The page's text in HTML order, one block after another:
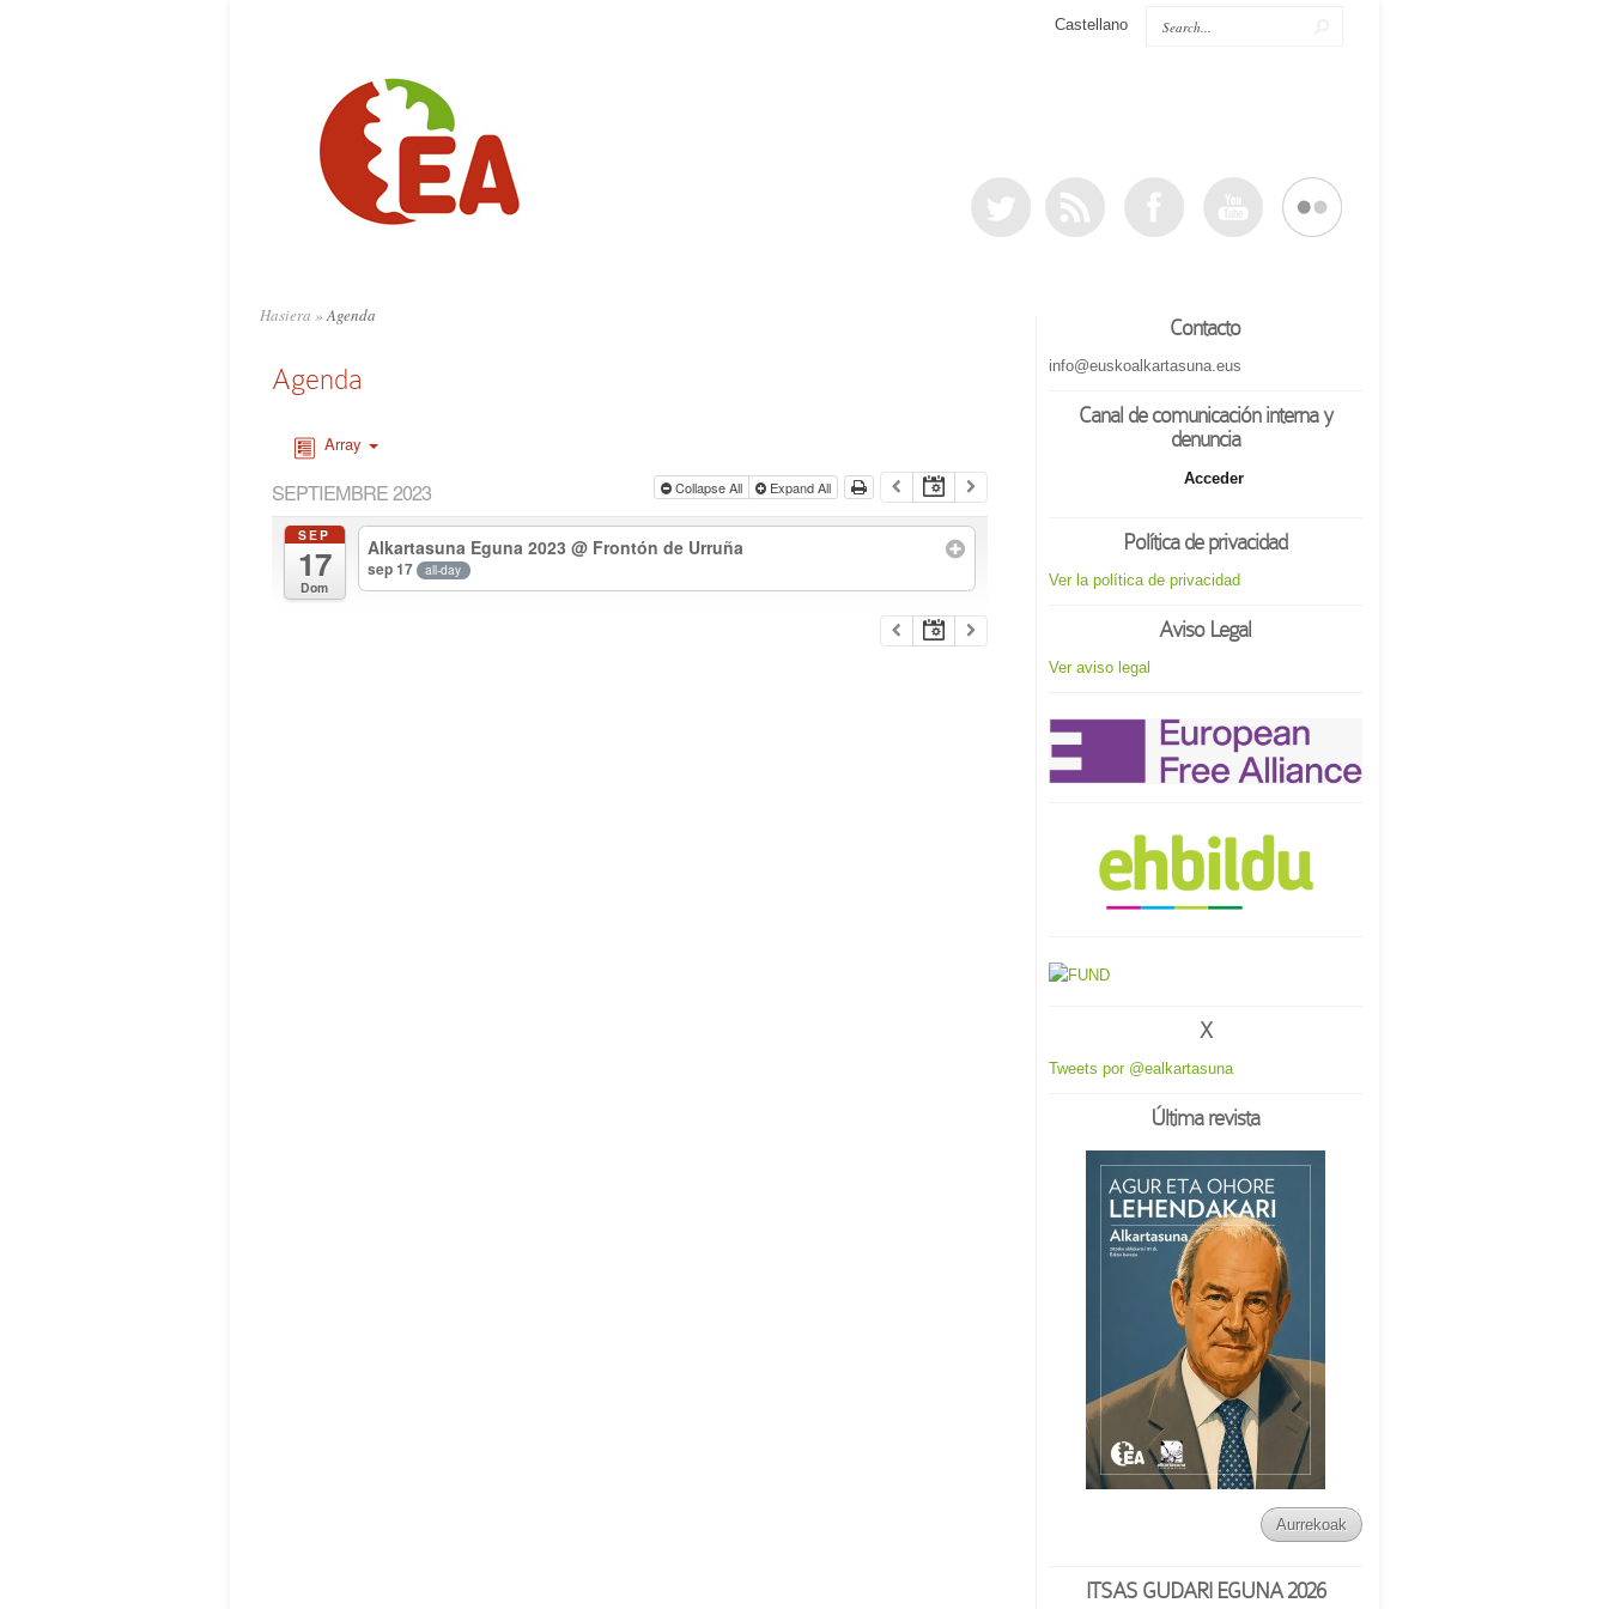
Castellano
Hasiera »Agenda
Agenda
Array
SEPTIEMBRE 2023 Collapse All Expand All
SEP
17
Dom
Alkartasuna Eguna 2023@ Frontón de Urruña
sep 17 all-day
Contacto
info@euskoalkartasuna.eus
Canal de comunicación interna y
denuncia
Acceder
Política de privacidad
Ver la política de privacidad
Aviso Legal
Ver aviso legal
X
Tweets por @ealkartasuna
Última revista
Aurrekoak
ITSAS GUDARI EGUNA 2026